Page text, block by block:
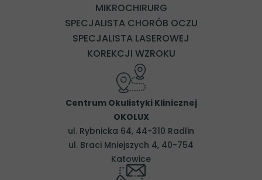
Centrum Okulistyki Klinicznej
OKOLUX
ul. Rybnicka 64, 44-310 Radlin
ul. Braci Mniejszych 4, 40-754
Katowice
MIKROCHIRURG
SPECJALISTA CHORÓB OCZU
SPECJALISTA LASEROWEJ
KOREKCJI WZROKU